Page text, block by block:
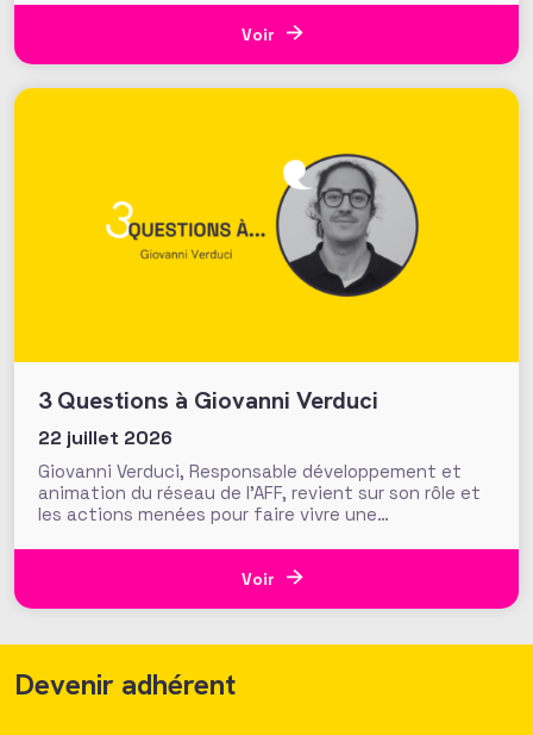
question cruciale : la recherche académique sur la
générosité apporte-t-elle des preuves solides pour
Voir
3 Questions à Giovanni Verduci
22 juillet 2026
Giovanni Verduci, Responsable développement et
animation du réseau de l’AFF, revient sur son rôle et
les actions menées pour faire vivre une
L’AFF c’est une équipe, mais c’est aussi et surtout
un réseau. Vous, nos 1350 adhérents, faites la
Voir
Devenir adhérent